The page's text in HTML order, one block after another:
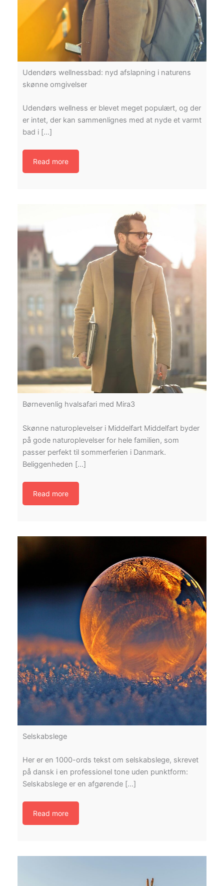
Udendørs wellnessbad: nyd afslapning i naturens
skønne omgivelser
Udendørs wellness er blevet meget populært, og der
er intet, der kan sammenlignes med at nyde et varmt
bad i […]
Read more
Børnevenlig hvalsafari med Mira3
Skønne naturoplevelser i Middelfart Middelfart byder
på gode naturoplevelser for hele familien, som
passer perfekt til sommerferien i Danmark.
Beliggenheden […]
Read more
Selskabslege
Her er en 1000-ords tekst om selskabslege, skrevet
på dansk i en professionel tone uden punktform:
Selskabslege er en afgørende […]
Read more